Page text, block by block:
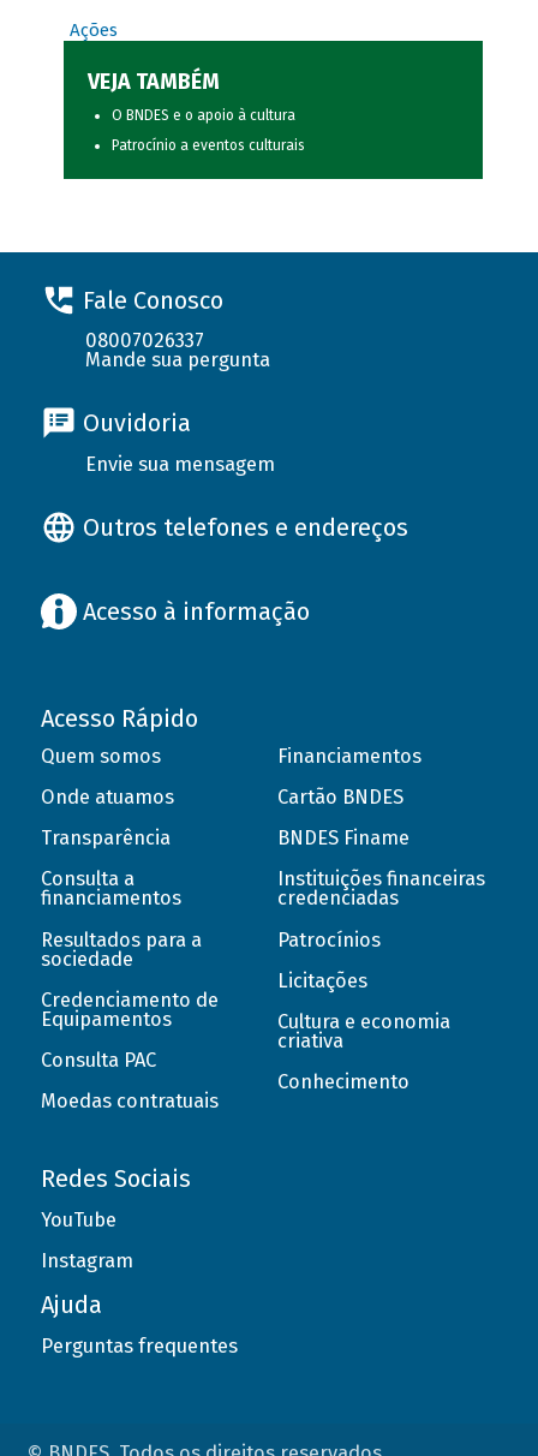
Ações
VEJA TAMBÉM
O BNDES e o apoio à cultura
Patrocínio a eventos culturais
Fale Conosco
08007026337
Mande sua pergunta
Ouvidoria
Envie sua mensagem
Outros telefones e endereços
Acesso à informação
Acesso Rápido
Quem somos
Onde atuamos
Transparência
Consulta a
financiamentos
Resultados para a
sociedade
Credenciamento de
Equipamentos
Consulta PAC
Moedas contratuais
Financiamentos
Cartão BNDES
BNDES Finame
Instituições financeiras
credenciadas
Patrocínios
Licitações
Cultura e economia
criativa
Conhecimento
Redes Sociais
YouTube
Instagram
Ajuda
Perguntas frequentes